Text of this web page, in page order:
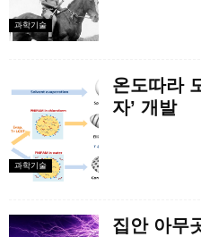
과학기술
과학기술
온도따라
자’ 개발
집안 아무